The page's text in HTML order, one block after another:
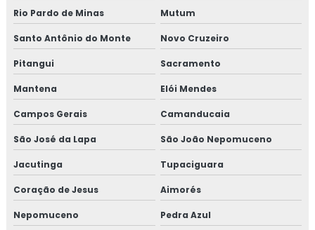
Rio Pardo de Minas Mutum
Santo Antônio do Monte Novo Cruzeiro
Pitangui Sacramento
Mantena Elói Mendes
Campos Gerais Camanducaia
São José da Lapa São João Nepomuceno
Jacutinga Tupaciguara
Coração de Jesus Aimorés
Nepomuceno Pedra Azul